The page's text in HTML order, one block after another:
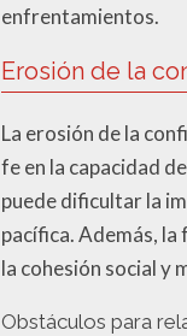
enfrentamientos.
Erosión de la
La erosión de la
fe en la capacidad
puede dificultar la
pacífica. Además,
la cohesión social y
Obstáculos para